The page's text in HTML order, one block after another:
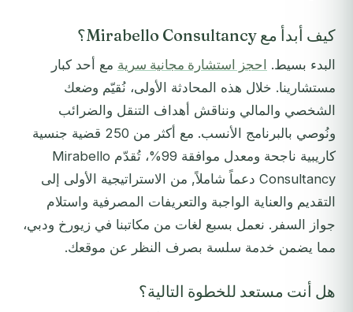
كيف أبدأ مع Mirabello Consultancy؟
البدء بسيط. احجز استشارة مجانية سرية مع أحد كبار
مستشارينا. خلال هذه المحادثة الأولى، نُقيّم وضعك
الشخصي والمالي ونناقش أهداف التنقل والضرائب
ونُوصي بالبرنامج الأنسب. مع أكثر من 250 قضية جنسية
كاريبية ناجحة ومعدل موافقة 99%، تُقدّم Mirabello
Consultancy دعماً شاملاً, من الاستراتيجية الأولى إلى
التقديم والعناية الواجبة والتعريفات المصرفية واستلام
جواز السفر. نعمل بسبع لغات من مكاتبنا في زيورخ ودبي،
مما يضمن خدمة سلسة بصرف النظر عن موقعك.
هل أنت مستعد للخطوة التالية؟